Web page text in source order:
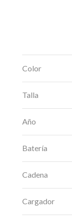
Color
Talla
Año
Batería
Cadena
Cargador